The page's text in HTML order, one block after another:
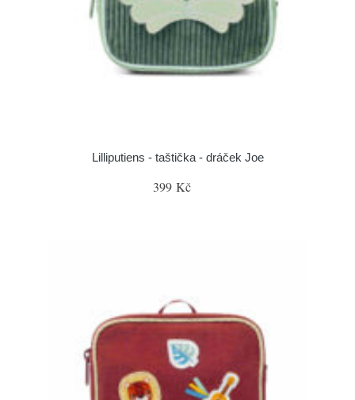
Lilliputiens - taštička - dráček Joe
399 Kč